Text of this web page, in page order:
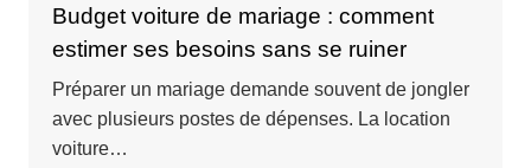
Budget voiture de mariage : comment
estimer ses besoins sans se ruiner
Préparer un mariage demande souvent de jongler
avec plusieurs postes de dépenses. La location
voiture…